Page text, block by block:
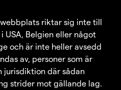
riktar sig inte till
USA, Belgien eller något
och är inte heller avsedd
av, personer som är
jurisdiktion där sådan
strider mot gällande lag.